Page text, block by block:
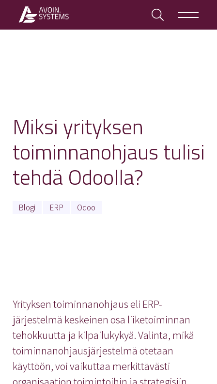
Miksi yrityksen
toiminnanohjaus tulisi
tehdä Odoolla?
Blogi ERP Odoo
Yrityksen toiminnanohjaus eli ERP-
järjestelmä keskeinen osa liiketoiminnan
tehokkuutta ja kilpailukykyä. Valinta, mikä
toiminnanohjausjärjestelmä otetaan
käyttöön, voi vaikuttaa merkittävästi